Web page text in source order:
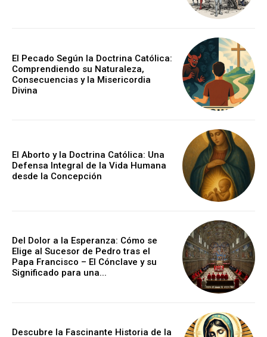
El Pecado Según la Doctrina Católica:
Comprendiendo su Naturaleza,
Consecuencias y la Misericordia
Divina
El Aborto y la Doctrina Católica: Una
Defensa Integral de la Vida Humana
desde la Concepción
Del Dolor a la Esperanza: Cómo se
Elige al Sucesor de Pedro tras el
Papa Francisco – El Cónclave y su
Significado para una...
Descubre la Fascinante Historia de la